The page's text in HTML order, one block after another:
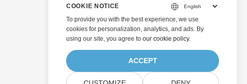
COOKIE NOTICE
To provide you with the best experience, we use
cookies for personalization, analytics, and ads. By
using our site, you agree to our cookie policy.
ACCEPT